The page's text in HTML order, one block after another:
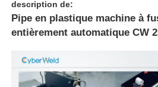
description de:
Pipe en plastique machine à
entièrement automatique CW